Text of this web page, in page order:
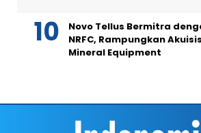
Novo Tellus Bermitra
NRFC, Rampungkan
Mineral Equipment